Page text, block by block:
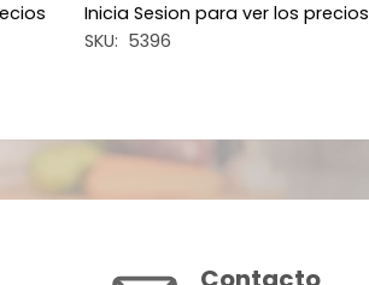
Inicia Sesion para ver los precios
SKU: 5396